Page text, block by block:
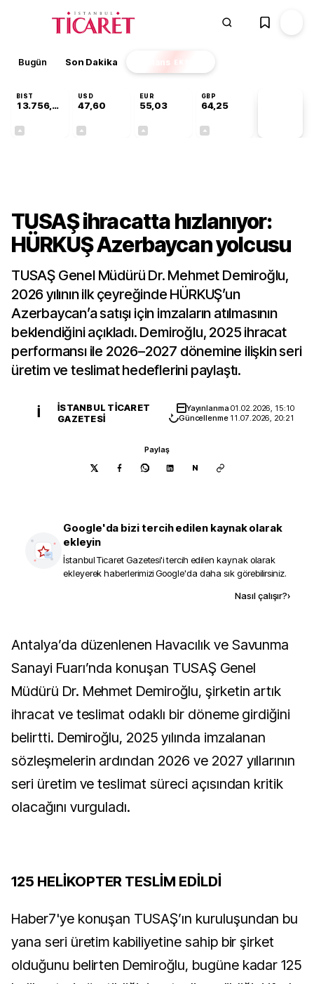
Bugün Son Dakika Finans EKSTRA
BIST
13.756,94
USD
47,60
EUR
55,03
GBP
64,25
TUSAŞ ihracatta hızlanıyor:
HÜRKUŞ Azerbaycan yolcusu
TUSAŞ Genel Müdürü Dr. Mehmet Demiroğlu,
2026 yılının ilk çeyreğinde HÜRKUŞ’un
Azerbaycan’a satışı için imzaların atılmasının
beklendiğini açıkladı. Demiroğlu, 2025 ihracat
performansı ile 2026–2027 dönemine ilişkin seri
üretim ve teslimat hedeflerini paylaştı.
İ
İSTANBUL TICARET
GAZETESI
Yayınlanma01.02.2026, 15:10
Güncellenme 11.07.2026, 20:21
Paylaş
N
Google'da bizi tercih edilen kaynak olarak
ekleyin
İstanbul Ticaret Gazetesi'i tercih edilen kaynak olarak
ekleyerek haberlerimizi Google'da daha sık görebilirsiniz.
Nasıl çalışır?›
Antalya’da düzenlenen Havacılık ve Savunma
Sanayi Fuarı’nda konuşan TUSAŞ Genel
Müdürü Dr. Mehmet Demiroğlu, şirketin artık
ihracat ve teslimat odaklı bir döneme girdiğini
belirtti. Demiroğlu, 2025 yılında imzalanan
sözleşmelerin ardından 2026 ve 2027 yıllarının
seri üretim ve teslimat süreci açısından kritik
olacağını vurguladı.
125 HELİKOPTER TESLİM EDİLDİ
Haber7'ye konuşan TUSAŞ’ın kuruluşundan bu
yana seri üretim kabiliyetine sahip bir şirket
olduğunu belirten Demiroğlu, bugüne kadar 125